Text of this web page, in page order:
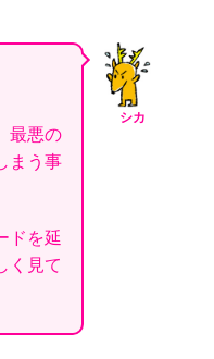
シカ
最悪の
まう事
ドを延
く見て